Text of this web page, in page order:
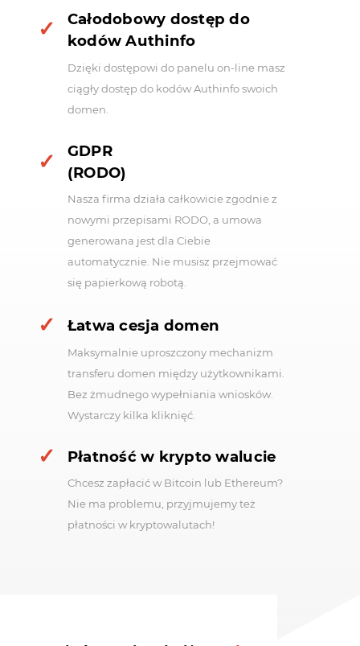
Całodobowy dostęp do
kodów Authinfo
Dzięki dostępowi do panelu on-line masz
ciągły dostęp do kodów Authinfo swoich
domen.
GDPR
(RODO)
Nasza firma działa całkowicie zgodnie z
nowymi przepisami RODO, a umowa
generowana jest dla Ciebie
automatycznie. Nie musisz przejmować
się papierkową robotą.
Łatwa cesja domen
Maksymalnie uproszczony mechanizm
transferu domen między użytkownikami.
Bez żmudnego wypełniania wniosków.
Wystarczy kilka kliknięć.
Płatność w krypto walucie
Chcesz zapłacić w Bitcoin lub Ethereum?
Nie ma problemu, przyjmujemy też
płatności w kryptowalutach!